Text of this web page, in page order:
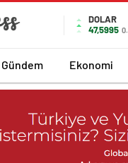
DOLAR
47,5995
Gündem Ekonomi